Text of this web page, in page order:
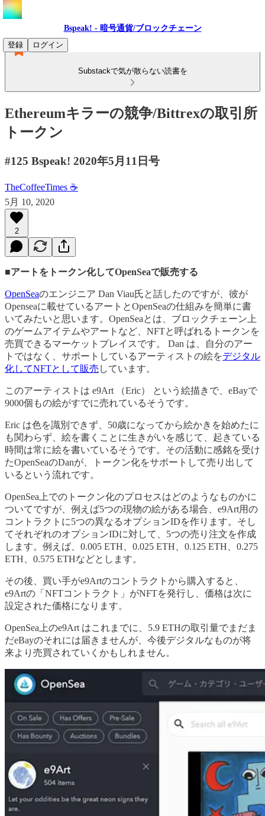
Bspeak! - 暗号通貨/ブロックチェーン
登録
ログイン
Substackで気が散らない読書を
Ethereumキラーの競争/Bittrexの取引所
トークン
#125 Bspeak! 2020年5月11日号
TheCoffeeTimes ☕
5月 10, 2020
2
■アートをトークン化してOpenSeaで販売する
OpenSeaのエンジニア Dan Viau氏と話したのですが、彼が
Openseaに載せているアートとOpenSeaの仕組みを簡単に書
いてみたいと思います。OpenSeaとは、ブロックチェーン上
のゲームアイテムやアートなど、NFTと呼ばれるトークンを
売買できるマーケットプレイスです。 Dan は、自分のアー
トではなく、サポートしているアーティストの絵をデジタル
化してNFTとして販売 しています。
このアーティストは e9Art （Eric） という絵描きで、eBayで
9000個もの絵がすでに売れているそうです。
Eric は色を識別できず、50歳になってから絵かきを始めたに
も関わらず、絵を書くことに生きがいを感じて、起きている
時間は常に絵を書いているそうです。その活動に感銘を受け
たOpenSeaのDanが、トークン化をサポートして売り出して
いるという流れです。
OpenSea上でのトークン化のプロセスはどのようなものかに
ついてですが、例えば5つの現物の絵がある場合、e9Art用の
コントラクトに5つの異なるオプションIDを作ります。そし
てそれぞれのオプションIDに対して、5つの売り注文を作成
します。例えば、0.005 ETH、0.025 ETH、0.125 ETH、0.275
ETH、0.575 ETHなどとします。
その後、買い手がe9Artのコントラクトから購入すると、
e9Artの「NFTコントラクト」がNFTを発行し、価格は次に
設定された価格になります。
OpenSea上のe9Art はこれまでに、5.9 ETHの取引量でまだま
だeBayのそれには届きませんが、今後デジタルなものが将
来より売買されていくかもしれません。